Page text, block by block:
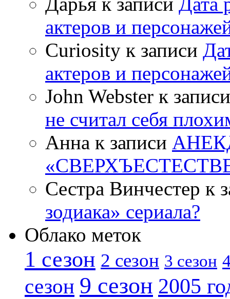
актеров и
Curiosity к записи
актеров и
John Webster к
не считал себя
Анна к записи
Сестра Винчестер к
зодиака» сериала?
Облако меток
1 сезон 2 сезон 3 сезон
сезон 9 сезон 2005